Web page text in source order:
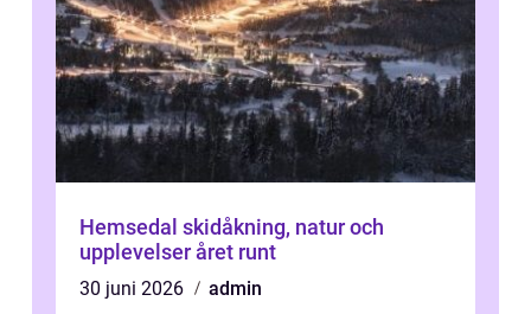
Hemsedal skidåkning, natur och
upplevelser året runt
30 juni 2026
admin